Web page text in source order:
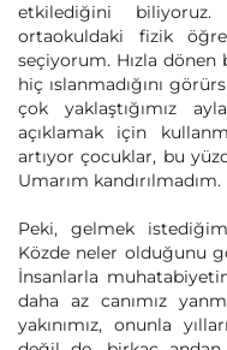
etkilediğini
ortaokuldaki fizik
seçiyorum. Hızla dönen
hiç ıslanmadığını
çok yaklaştığımız
açıklamak için
artıyor çocuklar, bu
Umarım kandırılmadım.
Peki, gelmek
Közde neler olduğunu
İnsanlarla
daha az canımız
yakınımız, onunla